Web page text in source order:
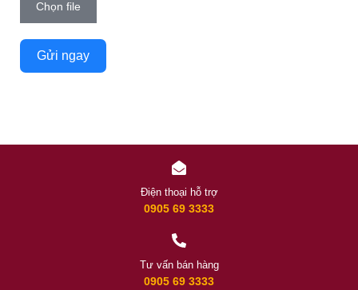
Chọn file
Gửi ngay
Điện thoại hỗ trợ
0905 69 3333
Tư vấn bán hàng
0905 69 3333